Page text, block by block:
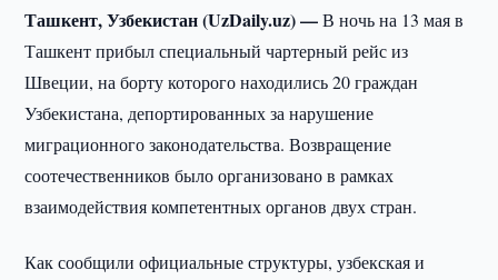
Ташкент, Узбекистан (UzDaily.uz) —В ночь на 13 мая в
Ташкент прибыл специальный чартерный рейс из
Швеции, на борту которого находились 20 граждан
Узбекистана, депортированных за нарушение
миграционного законодательства. Возвращение
соотечественников было организовано в рамках
взаимодействия компетентных органов двух стран.
Как сообщили официальные структуры, узбекская и